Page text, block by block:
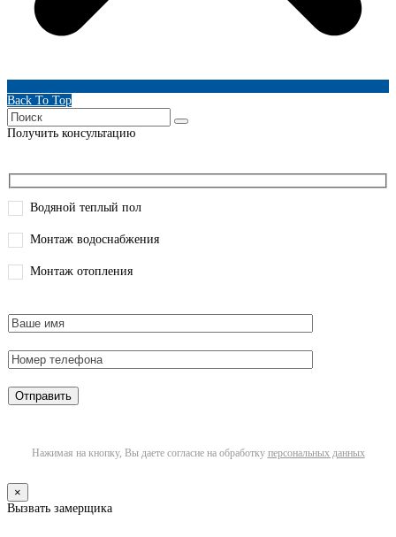
Back To Top
Получить консультацию
Водяной теплый пол
Монтаж водоснабжения
Монтаж отопления
Нажимая на кнопку, Вы даете согласие на обработку персональных данных
×
Вызвать замерщика